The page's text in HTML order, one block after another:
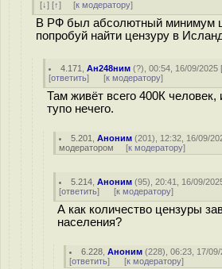
[↓] [↑] [к модератору]
В РФ был абсолютный минимум
попробуй найти цензуру в
4.171 ,Ан248ним (?), 00:54, 16/09/2025
[ответить] [к модератору]
Там живёт всего 400К человек,
тупо нечего.
5.201 ,Аноним (201), 12:32, 16/09/
модератором [к модератору]
5.214 ,Аноним (95), 20:41, 16/09/
[ответить] [к модератору]
А как количество цензуры
населения?
6.228 ,Аноним (228), 06:23, 17/
[ответить] [к модератору]